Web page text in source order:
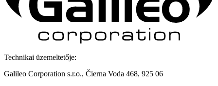
Technikai üzemeltetője:
Galileo Corporation s.r.o., Čierna Voda 468, 925 06